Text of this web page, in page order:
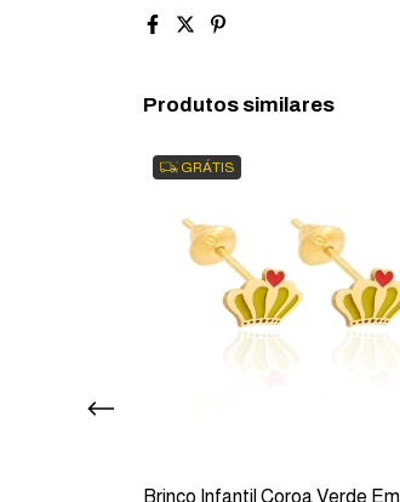
Produtos similares
GRÁTIS
Brinco Infantil Coroa Verde